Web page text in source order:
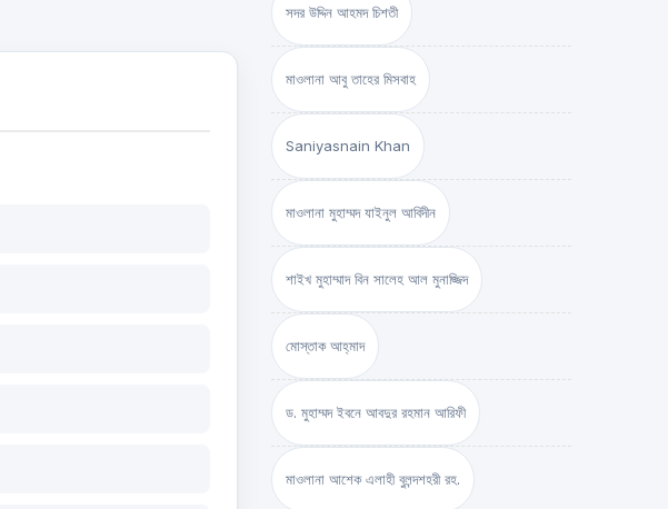
সদর উদ্দিন আহমদ চিশতী
মাওলানা আবু তাহের মিসবাহ
Saniyasnain Khan
মাওলানা মুহাম্মদ যাইনুল আবিদীন
শাইখ মুহাম্মাদ বিন সালেহ আল মুনাজ্জিদ
মোস্তাক আহ্‌মাদ
ড. মুহাম্মদ ইবনে আবদুর রহমান আরিফী
মাওলানা আশেক এলাহী বুলন্দশহরী রহ.